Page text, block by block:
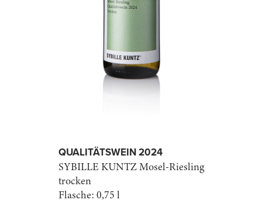
QUALITÄTSWEIN 2024
SYBILLE KUNTZMosel-Riesling
trocken
Flasche: 0,75 l